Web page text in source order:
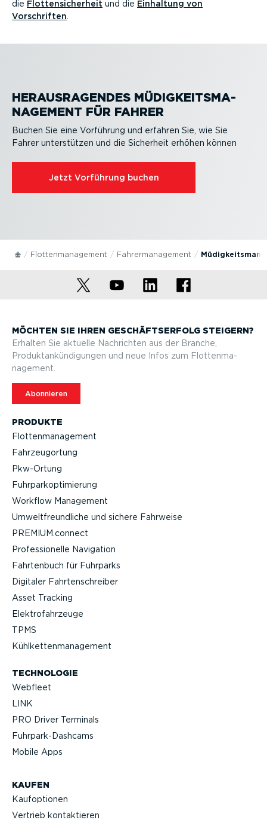
die Flotten­si­cherheit und die Einhaltung von
Vorschriften
HERAUS­RA­GENDES MÜDIG­KEITS­MA­
NAGEMENT FÜR FAHRER
Buchen Sie eine Vorführung und erfahren Sie, wie Sie
Fahrer unter­stützen und die Sicherheit erhöhen können
Jetzt Vorführung buchen
Flotten­ma­nagement Fahrer­ma­nagement
PRODUKTE
Flotten­ma­nagement
Fahrzeu­g­ortung
Pkw-Ortung
Fuhrpar­k­op­ti­mierung
Workflow Management
Umwelt­freund­liche und sichere Fahrweise
PREMIUM.connect
Profes­sio­nelle Navigation
Fahrtenbuch für Fuhrparks
Digitaler Fahrten­schreiber
Asset Tracking
Elektro­fahr­zeuge
TPMS
Kühlket­ten­ma­nagement
TECHNOLOGIE
Webfleet
LINK
PRO Driver Terminals
Fuhrpar­k-Da­shcams
Mobile Apps
KAUFEN
Kaufop­tionen
Vertrieb kontak­tieren
MÖCHTEN SIE IHREN GESCHÄFTS­ERFOLG STEIGERN?
Erhalten Sie aktuelle Nachrichten aus der Branche,
Produktan­kün­di­gungen und neue Infos zum Flotten­ma­
nagement.
Abonnieren